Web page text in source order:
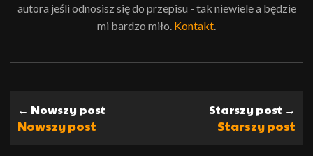
autora jeśli odnosisz się do przepisu - tak niewiele a będzie
mi bardzo miło. Kontakt.
← Nowszy post
Nowszy post
Starszy post →
Starszy post